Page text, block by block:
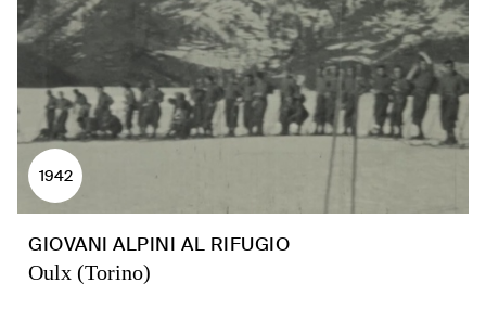
1942
GIOVANI ALPINI AL RIFUGIO
Oulx (Torino)